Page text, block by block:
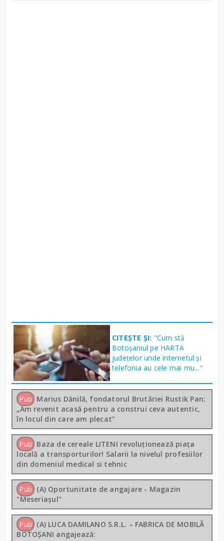
CITEȘTE ȘI: "Cum stă
Botoșaniul pe HARTA
județelor unde internetul și
telefonia au cele mai mu..."
Pub Marius Dănilă, fondatorul Brutăriei Rustik Pan:
„Am revenit acasă pentru a construi ceva autentic,
în locul din care am plecat”
Pub Baza de cereale LITENI revoluționează piața
locală a transporturilor! Salarii la nivelul profesiilor
din domeniul medical si tehnic
Pub (A) Oportunitate de angajare - Magazin
"Meseriașul"
Pub (A) LUCA DAMILANO S.R.L. – FABRICA DE MOBILĂ
BOTOȘANI angajează: